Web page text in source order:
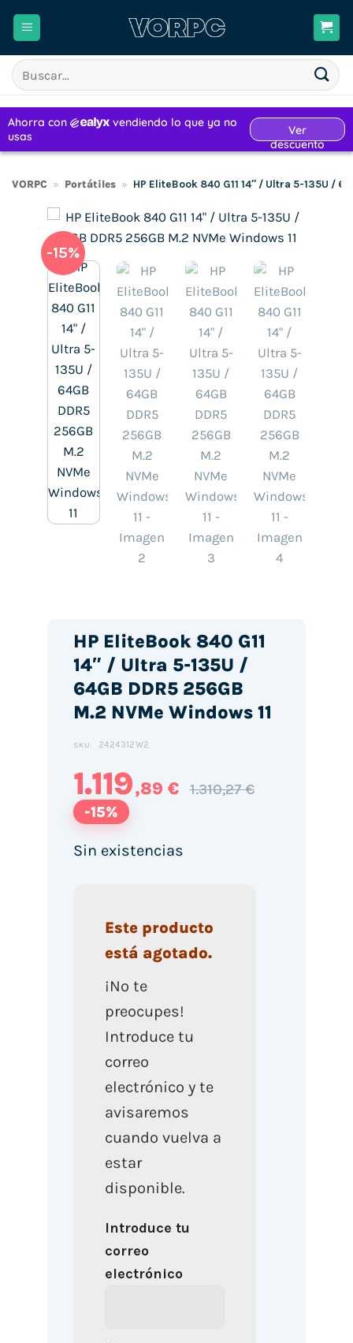
Buscar
por:
VORPC » Portátiles » HP EliteBook 840 G11 14″ / Ultra 5-135U /
-15%
HP EliteBook 840 G11
14″ / Ultra 5-135U /
64GB DDR5 256GB
M.2 NVMe Windows 11
SKU: 2424312W2
1.119,89 € 1.310,27 €
-15%
Sin existencias
Este producto
está agotado.
¡No te
preocupes!
Introduce tu
correo
electrónico y te
avisaremos
cuando vuelva a
estar
disponible.
Introduce tu
correo
electrónico